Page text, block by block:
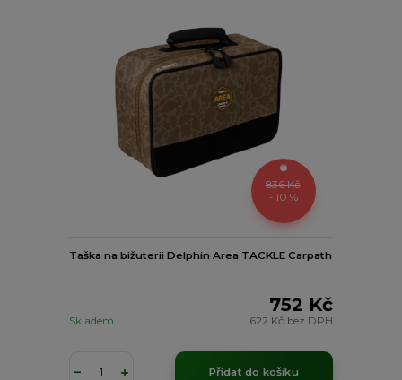
836 Kč
- 10 %
Taška na bižuterii Delphin Area TACKLE Carpath
752 Kč
622 Kč bez DPH
Skladem
Přidat do košíku